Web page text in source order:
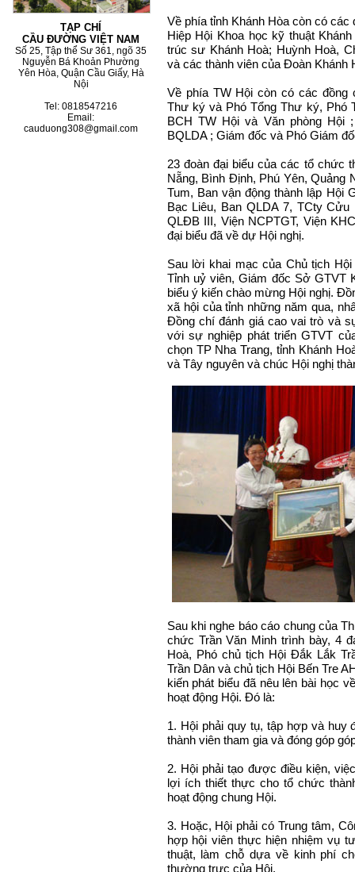
TẠP CHÍ
CẦU ĐƯỜNG VIỆT NAM
Số 25, Tập thể Sư 361, ngõ 35
Nguyễn Bá Khoản Phường
Yên Hòa, Quận Cầu Giấy, Hà
Nội
Tel: 0818547216
Email:
cauduong308@gmail.com
Về phía tỉnh Khánh Hòa còn có
Hiệp Hội Khoa học kỹ thuật
trúc sư Khánh Hoà; Huỳnh Hoà,
và các thành viên của Đoàn Khánh
Về phía TW Hội còn có các đồng
Thư ký và Phó Tổng Thư ký, Phó
BCH TW Hội và Văn phòng
BQLDA ; Giám đốc và Phó Giám
23 đoàn đại biểu của các tổ chức
Nẵng, Bình Định, Phú Yên, Quảng
Tum, Ban vận động thành lập Hội
Bạc Liêu, Ban QLDA 7, TCty
QLĐB III, Viện NCPTGT, Viện
đại biểu đã về dự Hội nghị.
Sau lời khai mạc của Chủ tịch
Tỉnh uỷ viên, Giám đốc Sở GTVT
biểu ý kiến chào mừng Hội nghị.
xã hội của tỉnh những năm qua,
Đồng chí đánh giá cao vai trò và
với sự nghiệp phát triển GTVT
chọn TP Nha Trang, tỉnh Khánh
và Tây nguyên và chúc Hội nghị
Sau khi nghe báo cáo chung của
chức Trần Văn Minh trình bày, 4
Hoà, Phó chủ tịch Hội Đắk Lắk
Trần Dân và chủ tịch Hội Bến Tre
kiến phát biểu đã nêu lên bài học
hoạt động Hội. Đó là:
1. Hội phải quy tụ, tập hợp và
thành viên tham gia và đóng góp
2. Hội phải tạo được điều kiện,
lợi ích thiết thực cho tổ chức
hoạt động chung Hội.
3. Hoặc, Hội phải có Trung tâm,
hợp hội viên thực hiện nhiệm vụ
thuật, làm chỗ dựa về kinh phí
thường trực của Hội.